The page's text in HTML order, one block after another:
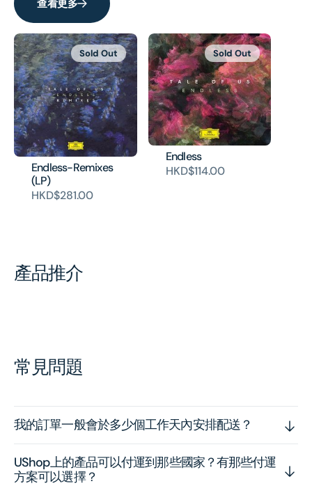
查看更多
Endless-Remixes
(LP)
HKD$281.00
Sold Out
Endless
HKD$114.00
Sold Out
產品推介
常見問題
我的訂單一般會於多少個工作天內安排配送？
UShop上的產品可以付運到那些國家？有那些付運
方案可以選擇？